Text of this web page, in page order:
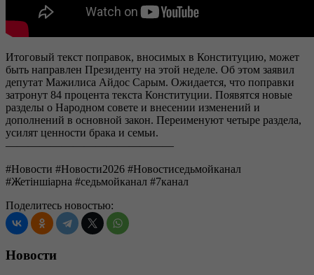
Итоговый текст поправок, вносимых в Конституцию, может
быть направлен Президенту на этой неделе. Об этом заявил
депутат Мажилиса Айдос Сарым. Ожидается, что поправки
затронут 84 процента текста Конституции. Появятся новые
разделы о Народном совете и внесении изменений и
дополнений в основной закон. Переименуют четыре раздела,
усилят ценности брака и семьи.
———————————————
#Новости #Новости2026 #Новостиседьмойканал
#Жетіншіарна #седьмойканал #7канал
Поделитесь новостью:
Новости